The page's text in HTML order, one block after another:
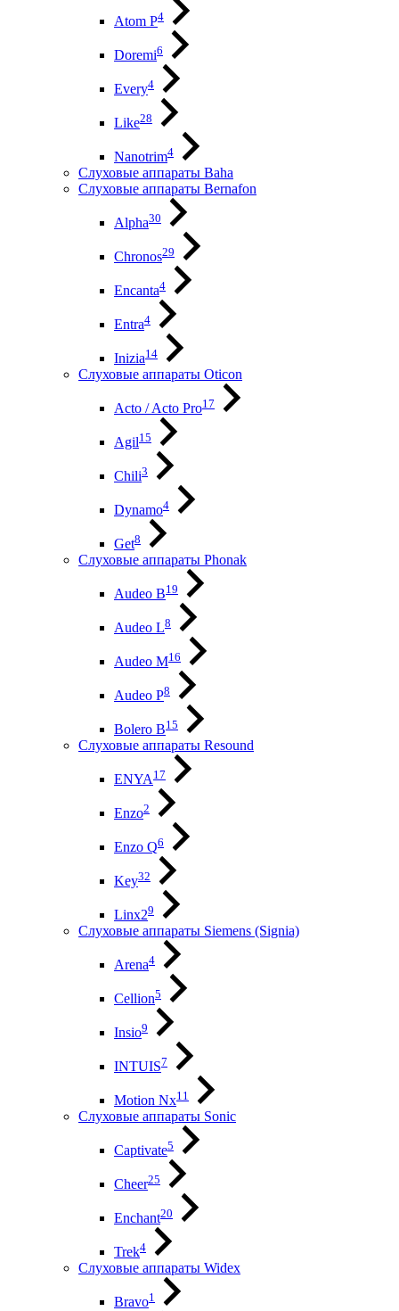
Atom P4
Doremi6
Every4
Like28
Nanotrim4
Слуховые аппараты Baha
Слуховые аппараты Bernafon
Alpha30
Chronos29
Encanta4
Entra4
Inizia14
Слуховые аппараты Oticon
Acto / Acto Pro17
Agil15
Chili3
Dynamo4
Get8
Слуховые аппараты Phonak
Audeo B19
Audeo L8
Audeo М16
Audeo P8
Bolero B15
Слуховые аппараты Resound
ENYA17
Enzo2
Enzo Q6
Key32
Linx29
Слуховые аппараты Siemens (Signia)
Arena4
Cellion5
Insio9
INTUIS7
Motion Nx11
Слуховые аппараты Sonic
Captivate5
Cheer25
Enchant20
Trek4
Слуховые аппараты Widex
Bravo1